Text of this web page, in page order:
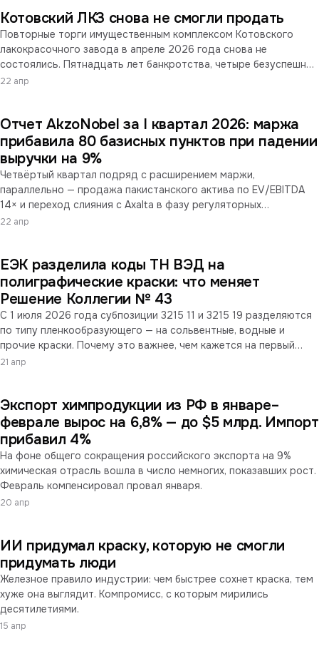
Котовский ЛКЗ снова не смогли продать
Повторные торги имущественным комплексом Котовского
лакокрасочного завода в апреле 2026 года снова не
состоялись. Пятнадцать лет банкротства, четыре безуспешных
попытки реализации и ценовой коридор от 80 до 744 млн
22 апр
Отчет AkzoNobel за I квартал 2026: маржа
прибавила 80 базисных пунктов при падении
выручки на 9%
Четвёртый квартал подряд с расширением маржи,
параллельно — продажа пакистанского актива по EV/EBITDA
14× и переход слияния с Axalta в фазу регуляторных
согласований. Разбираемся, за счёт чего компания удерживает
22 апр
ЕЭК разделила коды ТН ВЭД на
полиграфические краски: что меняет
Решение Коллегии № 43
С 1 июля 2026 года субпозиции 3215 11 и 3215 19 разделяются
по типу пленкообразующего — на сольвентные, водные и
прочие краски. Почему это важнее, чем кажется на первый
взгляд, и что это значит для импортёров и отечественных
21 апр
Экспорт химпродукции из РФ в январе–
феврале вырос на 6,8% — до $5 млрд. Импорт
прибавил 4%
На фоне общего сокращения российского экспорта на 9%
химическая отрасль вошла в число немногих, показавших рост.
Февраль компенсировал провал января.
20 апр
ИИ придумал краску, которую не смогли
придумать люди
Железное правило индустрии: чем быстрее сохнет краска, тем
хуже она выглядит. Компромисс, с которым мирились
десятилетиями.
15 апр